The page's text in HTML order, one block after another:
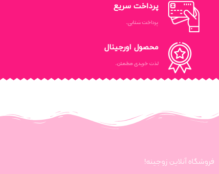
پرداخت سریع
پرداخت شتابی.
محصول اورجینال
لذت خریدی مطمئن.
فروشگاه آنلاین زوجینه!